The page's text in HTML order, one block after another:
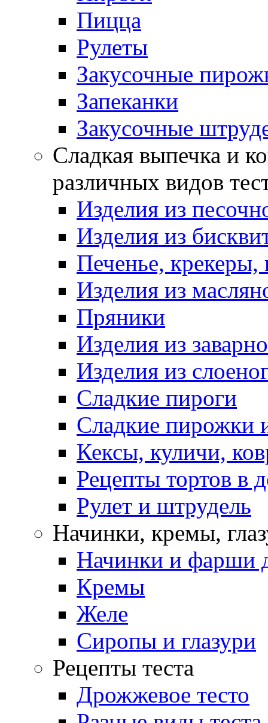
Пицца
Рулеты
Закусочные
Запеканки
Закусочные
Сладкая выпечка и
различных видов
Изделия из
Изделия из
Печенье, крекеры,
Изделия из
Пряники
Изделия из
Изделия из
Сладкие пироги
Сладкие пирожки
Кексы, куличи,
Рецепты тортов в
Рулет и штрудель
Начинки, кремы,
Начинки и фарши
Кремы
Желе
Сиропы и глазури
Рецепты теста
Дрожжевое тесто